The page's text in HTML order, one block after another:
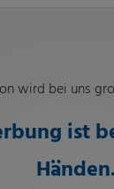
wird bei uns
ist
Händen.